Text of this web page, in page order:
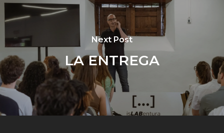
Next Post
LA ENTREGA